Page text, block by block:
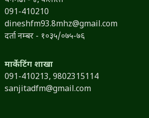
091-410210
dineshfm93.8mhz@gmail.com
दर्ता नम्बर - १०३५/०७५-७६
मार्केटिंग शाखा
091-410213, 9802315114
sanjitadfm@gmail.com